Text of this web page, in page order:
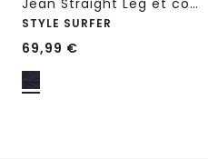
STYLE SURFER
69,99 €